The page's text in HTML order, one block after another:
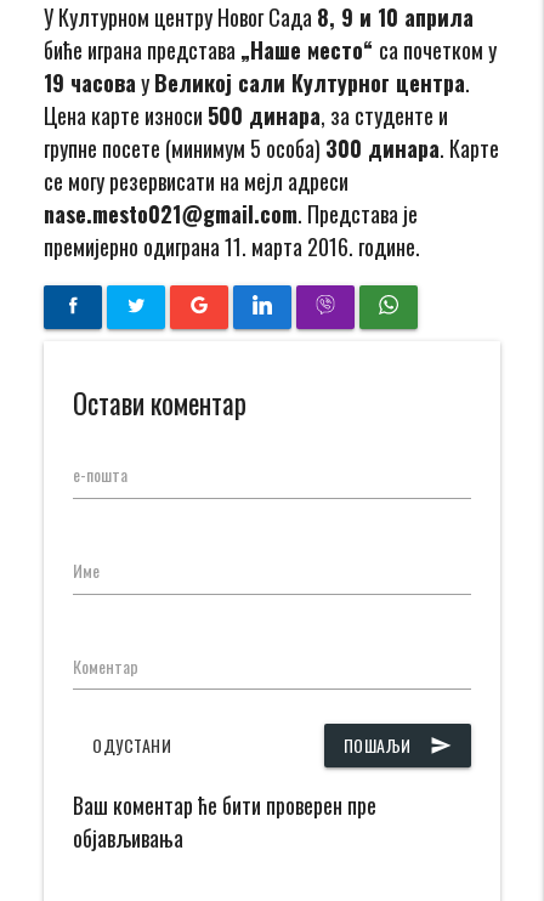
У Културном центру Новог Сада 8, 9 и 10 априла
биће играна представа „Наше место“ са почетком у
19 часовауВеликој сали Културног центра.
Цена карте износи 500 динара, за студенте и
групне посете (минимум 5 особа) 300 динара. Карте
се могу резервисати на мејл адреси
nase.mesto021@gmail.com. Представа је
премијерно одиграна 11. марта 2016. године.
Остави коментар
е-пошта
Име
Коментар
ПОШАЉИ send
ОДУСТАНИ
Ваш коментар ће бити проверен пре
објављивања